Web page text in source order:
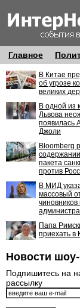
Главное
В Китае
об угрозе
великих
В одной из
Львова
появилась
Джоли
Bloomberg
пакета
против
В МИД
массовый
чиновников
Папа
приехать в
Новости
Подпишитесь на
рассылку